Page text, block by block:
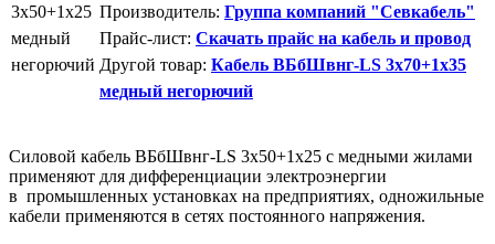
Производитель: Группа компаний "Севкабель"
Прайс-лист: Скачать прайс на кабель и провод
Другой товар: Кабель ВБбШвнг-LS 3х70+1х35
медный негорючий
Силовой кабель ВБбШвнг-LS 3х50+1х25 с медными жилами
применяют для дифференциации электроэнергии
в промышленных установках на предприятиях, одножильные
кабели применяются в сетях постоянного напряжения.